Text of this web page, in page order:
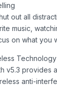
out all
music,
on what you
Technology
v5.3 provides
anti-